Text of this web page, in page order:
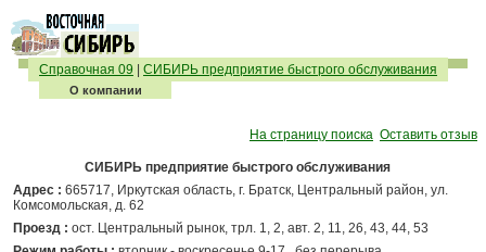
Справочная 09 СИБИРЬ предприятие быстрого обслуживания
О компании
На страницу поиска Оставить отзыв
СИБИРЬ предприятие быстрого обслуживания
Адрес : 665717, Иркутская область, г. Братск, Центральный район, ул.
Комсомольская, д. 62
Проезд : ост. Центральный рынок, трл. 1, 2, авт. 2, 11, 26, 43, 44, 53